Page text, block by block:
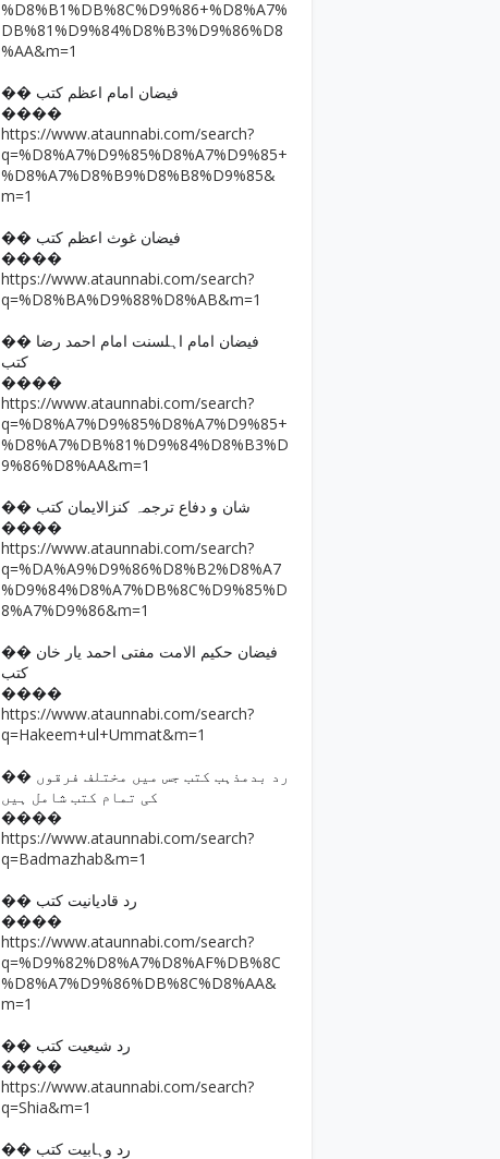
%D8%B1%DB%8C%D9%86+%D8%A7%
DB%81%D9%84%D8%B3%D9%86%D8
%AA&m=1
�� فیضان امام اعظم کتب
����
https://www.ataunnabi.com/search?
q=%D8%A7%D9%85%D8%A7%D9%85+
%D8%A7%D8%B9%D8%B8%D9%85&
m=1
�� فیضان غوث اعظم کتب
����
https://www.ataunnabi.com/search?
q=%D8%BA%D9%88%D8%AB&m=1
�� فیضان امام اہلسنت امام احمد رضا
کتب
����
https://www.ataunnabi.com/search?
q=%D8%A7%D9%85%D8%A7%D9%85+
%D8%A7%DB%81%D9%84%D8%B3%D
9%86%D8%AA&m=1
�� شان و دفاع ترجمہ کنزالایمان کتب
����
https://www.ataunnabi.com/search?
q=%DA%A9%D9%86%D8%B2%D8%A7
%D9%84%D8%A7%DB%8C%D9%85%D
8%A7%D9%86&m=1
�� فیضان حکیم الامت مفتی احمد یار خان
کتب
����
https://www.ataunnabi.com/search?
q=Hakeem+ul+Ummat&m=1
�� رد بدمذہب کتب جس میں مختلف فرقوں
کی تمام کتب شامل ہیں
����
https://www.ataunnabi.com/search?
q=Badmazhab&m=1
�� رد قادیانیت کتب
����
https://www.ataunnabi.com/search?
q=%D9%82%D8%A7%D8%AF%DB%8C
%D8%A7%D9%86%DB%8C%D8%AA&
m=1
�� رد شیعیت کتب
����
https://www.ataunnabi.com/search?
q=Shia&m=1
�� رد وہابیت کتب